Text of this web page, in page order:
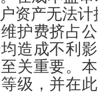
资产无法计
护费挤占
造成不利
关重要。
级，并在